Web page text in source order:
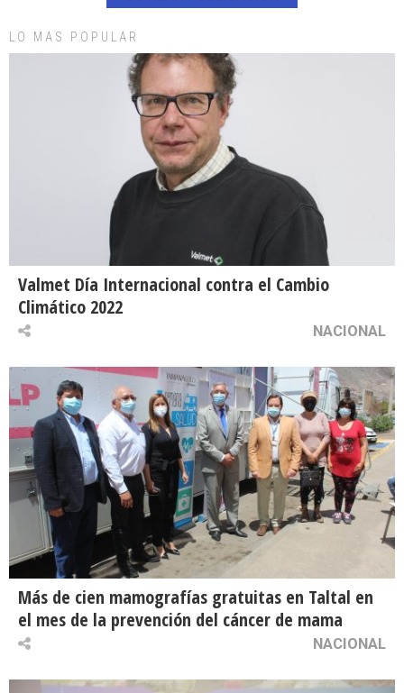
LO MAS POPULAR
Valmet Día Internacional contra el Cambio
Climático 2022
NACIONAL
Más de cien mamografías gratuitas en Taltal en
el mes de la prevención del cáncer de mama
NACIONAL